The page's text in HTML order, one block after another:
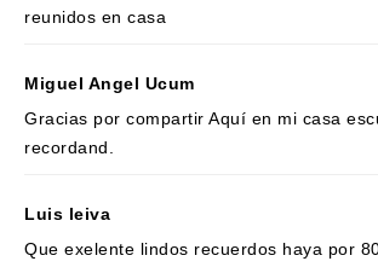
reunidos en casa
Miguel Angel Ucum
Gracias por compartir Aquí en mi casa
recordand.
Luis leiva
Que exelente lindos recuerdos haya por